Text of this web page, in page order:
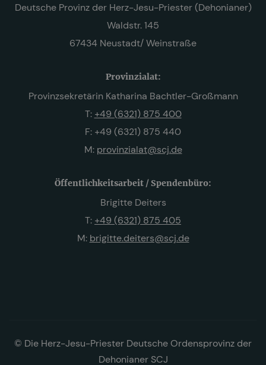
Deutsche Provinz der Herz-Jesu-Priester (Dehonianer)
Waldstr. 145
67434 Neustadt/ Weinstraße
Provinzialat:
Provinzsekretärin Katharina Bachtler-Großmann
T: +49 (6321) 875 400
F: +49 (6321) 875 440
M: provinzialat@scj.de
Öffentlichkeitsarbeit / Spendenbüro:
Brigitte Deiters
T: +49 (6321) 875 405
M: brigitte.deiters@scj.de
© Die Herz-Jesu-Priester Deutsche Ordensprovinz der
Dehonianer SCJ